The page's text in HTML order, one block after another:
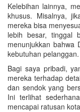
Kelebihan lainnya,
khusus. Misalnya,
mereka bisa
lebih besar, tinggal
menunjukkan bahwa
kebutuhan pelanggan.
Bagi saya pribadi,
mereka terhadap
dan sendok yang
Ini terlihat
mencapai ratusan